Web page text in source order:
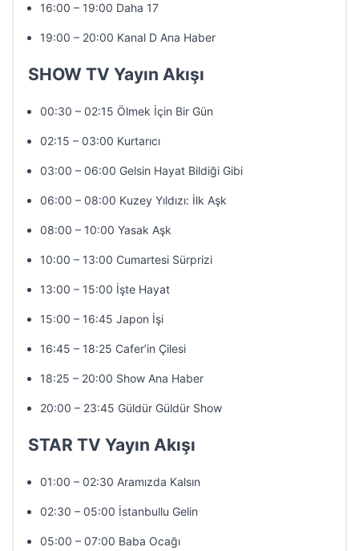
16:00 – 19:00 Daha 17
19:00 – 20:00 Kanal D Ana Haber
SHOW TV Yayın Akışı
00:30 – 02:15 Ölmek İçin Bir Gün
02:15 – 03:00 Kurtarıcı
03:00 – 06:00 Gelsin Hayat Bildiği Gibi
06:00 – 08:00 Kuzey Yıldızı: İlk Aşk
08:00 – 10:00 Yasak Aşk
10:00 – 13:00 Cumartesi Sürprizi
13:00 – 15:00 İşte Hayat
15:00 – 16:45 Japon İşi
16:45 – 18:25 Cafer’in Çilesi
18:25 – 20:00 Show Ana Haber
20:00 – 23:45 Güldür Güldür Show
STAR TV Yayın Akışı
01:00 – 02:30 Aramızda Kalsın
02:30 – 05:00 İstanbullu Gelin
05:00 – 07:00 Baba Ocağı